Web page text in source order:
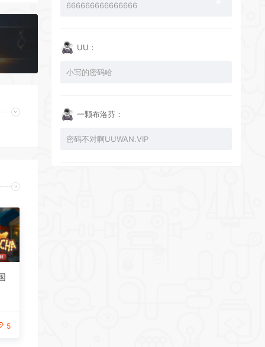
5
666666666666666
UU：
小写的密码哈
一颗布洛芬：
密码不对啊UUWAN.VIP